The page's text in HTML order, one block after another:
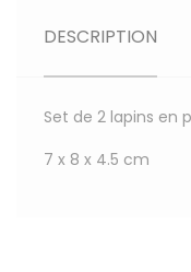
DESCRIPTION
Set de 2 lapins en
7 x 8 x 4.5 cm